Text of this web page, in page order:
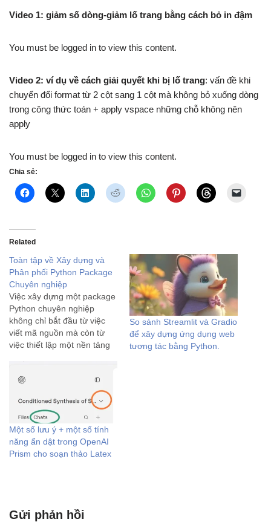
Video 1: giảm số dòng-giảm lố trang bằng cách bỏ in đậm
You must be logged in to view this content.
Video 2: ví dụ về cách giải quyết khi bị lố trang: vấn đề khi
chuyển đổi format từ 2 cột sang 1 cột mà không bỏ xuống dòng
trong công thức toán + apply vspace những chỗ không nên
apply
You must be logged in to view this content.
Chia sẻ:
Related
Toàn tập về Xây dựng và
Phân phối Python Package
Chuyên nghiệp
Việc xây dựng một package
Python chuyên nghiệp
không chỉ bắt đầu từ việc
viết mã nguồn mà còn từ
việc thiết lập một nền tảng
thiết kế tốt sẽ đảm bảo tính
dễ bảo trì, khả năng…
So sánh Streamlit và Gradio
để xây dựng ứng dụng web
tương tác bằng Python.
Một số lưu ý + một số tính
năng ẩn dật trong OpenAI
Prism cho soạn thảo Latex
Gửi phản hồi